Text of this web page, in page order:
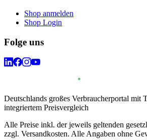
Shop anmelden
Shop Login
Folge uns
Deutschlands großes Verbraucherportal mit
integriertem Preisvergleich
Alle Preise inkl. der jeweils geltenden
zzgl. Versandkosten. Alle Angaben ohne